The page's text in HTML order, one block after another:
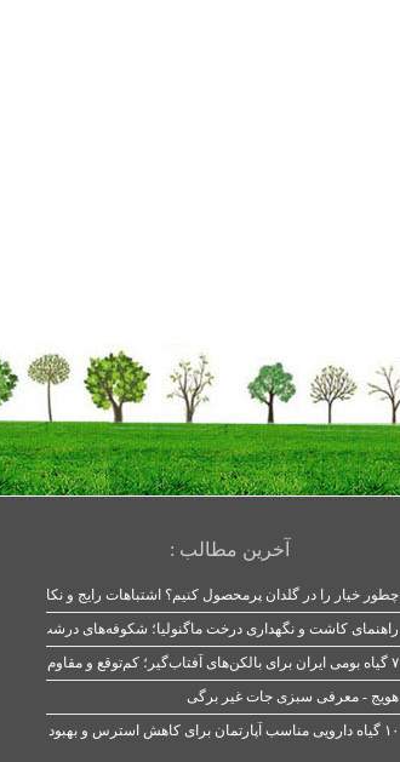
آخرین مطالب :
چطور خیار را در گلدان پرمحصول کنیم؟ اشتباهات رایج و نکات طلایی
راهنمای کاشت و نگهداری درخت ماگنولیا؛ شکوفه‌های درشت در بهار
۷ گیاه بومی ایران برای بالکن‌های آفتاب‌گیر؛ کم‌توقع و مقاوم
هویج - معرفی سبزی جات غیر برگی
۱۰ گیاه دارویی مناسب آپارتمان برای کاهش استرس و بهبود خواب